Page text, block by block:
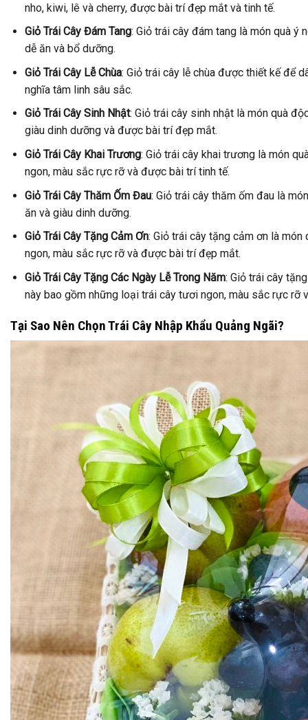
nho, kiwi, lê và cherry, được bài trí đẹp mắt và tinh tế.
Giỏ Trái Cây Đám Tang: Giỏ trái cây đám tang là món quà ý
dễ ăn và bổ dưỡng.
Giỏ Trái Cây Lễ Chùa: Giỏ trái cây lễ chùa được thiết kế để
nghĩa tâm linh sâu sắc.
Giỏ Trái Cây Sinh Nhật: Giỏ trái cây sinh nhật là món quà
giàu dinh dưỡng và được bài trí đẹp mắt.
Giỏ Trái Cây Khai Trương: Giỏ trái cây khai trương là món
ngon, màu sắc rực rỡ và được bài trí tinh tế.
Giỏ Trái Cây Thăm Ốm Đau: Giỏ trái cây thăm ốm đau là
ăn và giàu dinh dưỡng.
Giỏ Trái Cây Tặng Cảm Ơn: Giỏ trái cây tặng cảm ơn là
ngon, màu sắc rực rỡ và được bài trí đẹp mắt.
Giỏ Trái Cây Tặng Các Ngày Lễ Trong Năm: Giỏ trái cây
này bao gồm những loại trái cây tươi ngon, màu sắc rực rỡ
Tại Sao Nên Chọn Trái Cây Nhập Khẩu Quảng Ngãi?